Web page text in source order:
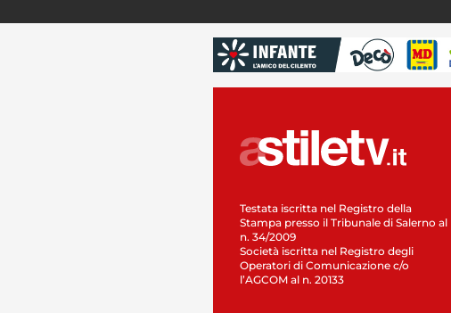
Testata iscritta nel Registro della
Stampa presso il Tribunale di Salerno al
n. 34/2009
Società iscritta nel Registro degli
Operatori di Comunicazione c/o
l’AGCOM al n. 20133